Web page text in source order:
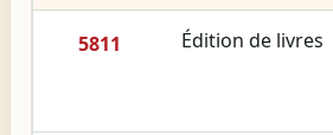
5811 Édition de livres